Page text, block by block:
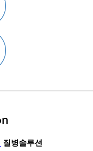
질병솔루션